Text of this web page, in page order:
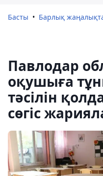
Басты Барлық
Павлодар
оқушыға
тәсілін
сөгіс